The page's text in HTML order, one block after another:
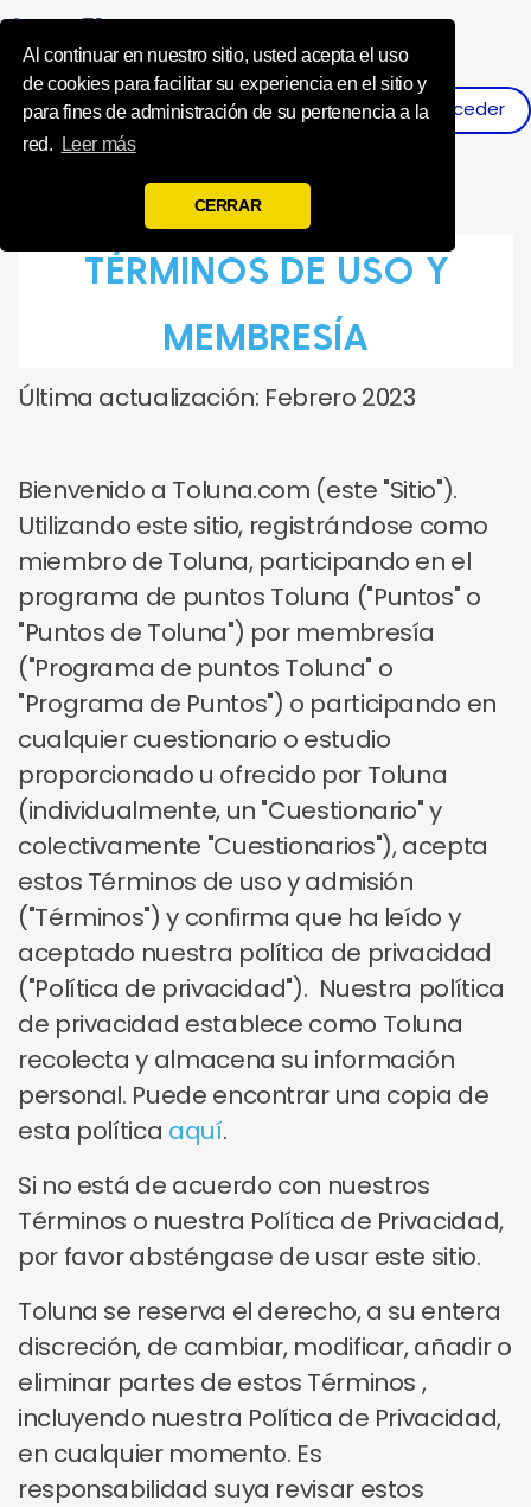
Al continuar en nuestro sitio, usted acepta el uso
de cookies para facilitar su experiencia en el sitio y
para fines de administración de su pertenencia a la
red.
Leer más
CERRAR
Influence Your
Registro Acceder
TÉRMINOS DE USO Y
MEMBRESÍA
Última actualización: Febrero 2023
Bienvenido a Toluna.com (este "Sitio").
Utilizando este sitio, registrándose como
miembro de Toluna, participando en el
programa de puntos Toluna ("Puntos" o
"Puntos de Toluna") por membresía
("Programa de puntos Toluna" o
"Programa de Puntos") o participando en
cualquier cuestionario o estudio
proporcionado u ofrecido por Toluna
(individualmente, un "Cuestionario" y
colectivamente "Cuestionarios"), acepta
estos Términos de uso y admisión
("Términos") y confirma que ha leído y
aceptado nuestra política de privacidad
("Política de privacidad"). Nuestra política
de privacidad establece como Toluna
recolecta y almacena su información
personal. Puede encontrar una copia de
esta política aquí.
Si no está de acuerdo con nuestros
Términos o nuestra Política de Privacidad,
por favor absténgase de usar este sitio.
Toluna se reserva el derecho, a su entera
discreción, de cambiar, modificar, añadir o
eliminar partes de estos Términos ,
incluyendo nuestra Política de Privacidad,
en cualquier momento. Es
responsabilidad suya revisar estos